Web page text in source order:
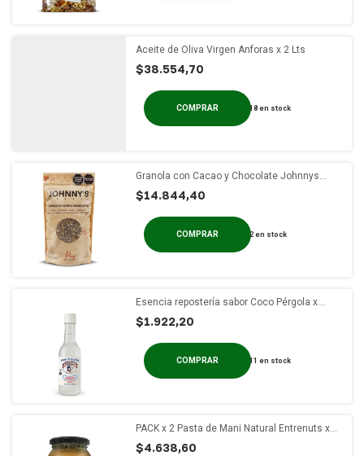
Aceite de Oliva Virgen Anforas x 2 Lts
$38.554,70
18 en stock
Granola con Cacao y Chocolate Johnnys
$14.844,40
2 en stock
Esencia repostería sabor Coco Pérgola x
$1.922,20
11 en stock
PACK x 2 Pasta de Mani Natural Entrenuts x
$4.638,60